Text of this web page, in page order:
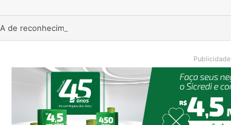
Publicidade